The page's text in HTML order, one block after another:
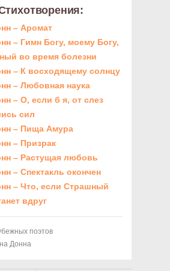
– Аромат
– Гимн Богу, моему Богу,
во время болезни
– К восходящему солнцу
– Любовная наука
– О, если б я, от слез
сил
– Пища Амура
– Призрак
– Растущая любовь
– Спектакль окончен
– Что, если Страшный
вдруг
поэтов
Донна